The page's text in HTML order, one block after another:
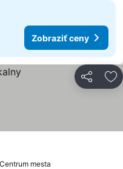
Zobraziť ceny
Zdieľať
mesta